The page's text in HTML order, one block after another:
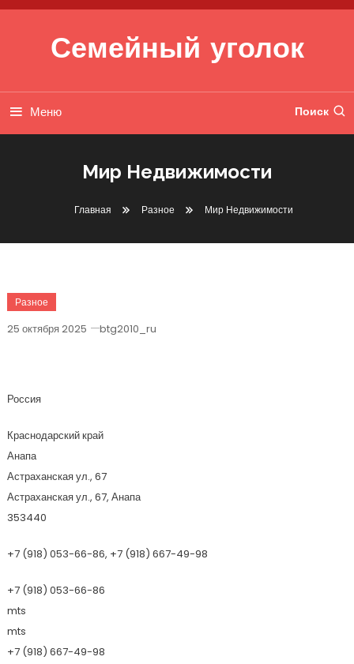
Перейти к содержимому
Семейный уголок
Меню Поиск
Мир Недвижимости
Главная Разное Мир Недвижимости
Разное
25 октября 2025 btg2010_ru
Россия
Краснодарский край
Анапа
Астраханская ул., 67
Астраханская ул., 67, Анапа
353440
+7 (918) 053-66-86, +7 (918) 667-49-98
+7 (918) 053-66-86
mts
mts
+7 (918) 667-49-98